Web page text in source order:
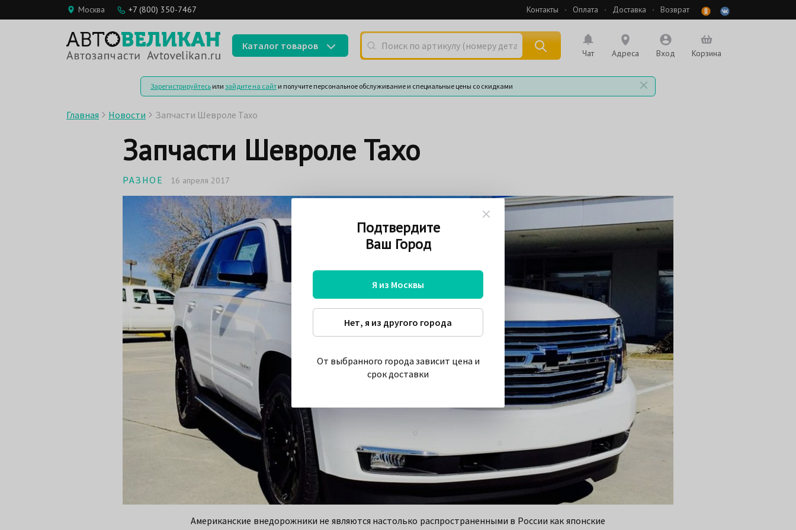
Москва +7 (800) 350-7467 Контакты Оплата Доставка Возврат
Каталог товаров
Поиск по артикулу (номеру детали) или по названию
Чат Адреса Вход Корзина
Зарегистрируйтесь или зайдите на сайт и получите персональное обслуживание и специальные цены со скидками
Главная Новости Запчасти Шевроле Тахо
Запчасти Шевроле Тахо
РАЗНОЕ 16 апреля 2017
Американские внедорожники не являются настолько распространенными в России как японские
Подтвердите
Ваш Город
Я из Москвы
Нет, я из другого города
От выбранного города зависит цена и
срок доставки